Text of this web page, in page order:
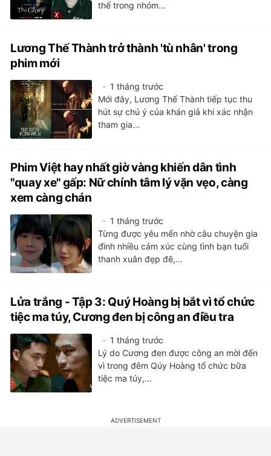
thế trong nhóm...
Lương Thế Thành trở thành 'tù nhân' trong
phim mới
1 tháng trước
Mới đây, Lương Thế Thành tiếp tục thu
hút sự chú ý của khán giả khi xác nhận
tham gia...
Phim Việt hay nhất giờ vàng khiến dân tình
"quay xe" gấp: Nữ chính tâm lý vặn vẹo, càng
xem càng chán
1 tháng trước
Từng được yêu mến nhờ câu chuyện gia
đình nhiều cảm xúc cùng tình bạn tuổi
thanh xuân đẹp đẽ,...
Lửa trắng - Tập 3: Quý Hoàng bị bắt vì tổ chức
tiệc ma túy, Cương đen bị công an điều tra
1 tháng trước
Lý do Cương đen được công an mời đến
vì trong đêm Qúy Hoàng tổ chức bữa
tiệc ma túy,...